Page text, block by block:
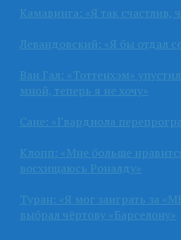
Камавинга: «Я так счастлив,
Левандовский: «Я бы отдал
Ван Гал: «Тоттенхэм»
мной, теперь я не хочу»
Сане: «Гвардиола
Клопп: «Мне больше
восхищаюсь Роналду»
Туран: «Я мог заиграть за
выбрал чёртову «Барселону»